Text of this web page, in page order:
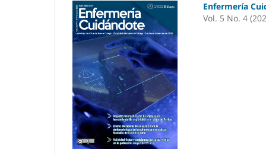
Enfermería
Vol. 5 No. 4